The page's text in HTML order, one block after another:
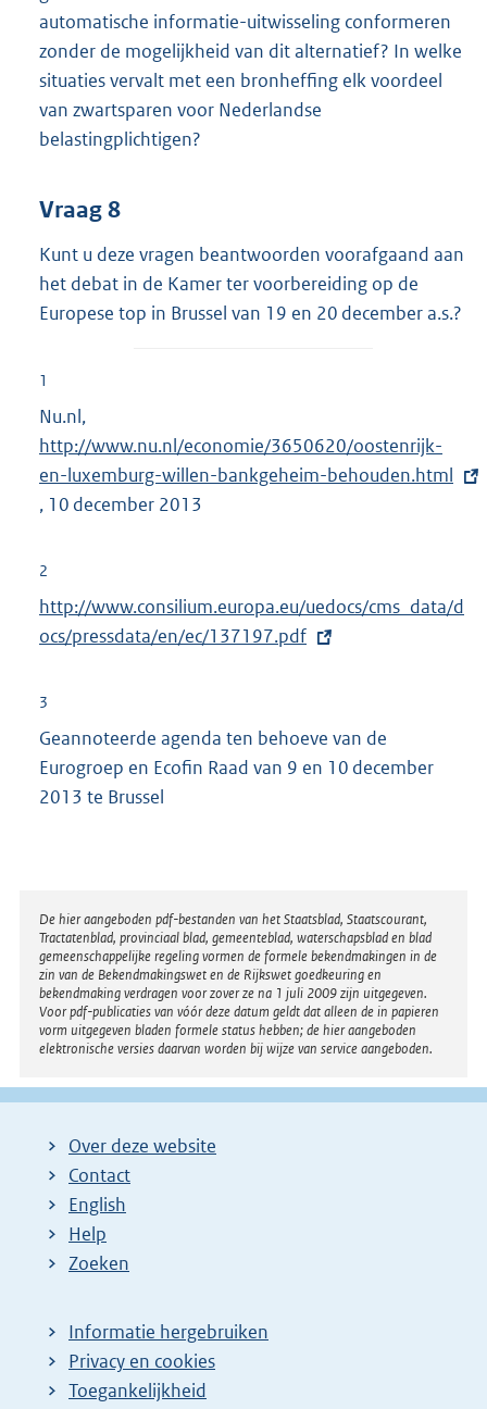
automatische informatie-uitwisseling conformeren
zonder de mogelijkheid van dit alternatief? In welke
situaties vervalt met een bronheffing elk voordeel
van zwartsparen voor Nederlandse
belastingplichtigen?
Vraag 8
Kunt u deze vragen beantwoorden voorafgaand aan
het debat in de Kamer ter voorbereiding op de
Europese top in Brussel van 19 en 20 december a.s.?
1
Nu.nl,
x
t
e
l
i
:
http://www.nu.nl/economie/3650620/oostenrijk-
en-luxemburg-willen-bankgeheim-behouden.html
, 10 december 2013
2
E
x
e
:
http://www.consilium.europa.eu/uedocs/cms_data/d
ocs/pressdata/en/ec/137197.pdf
3
Geannoteerde agenda ten behoeve van de
Eurogroep en Ecofin Raad van 9 en 10 december
2013 te Brussel
Disclaimer
De hier aangeboden pdf-bestanden van het Staatsblad, Staatscourant,
Tractatenblad, provinciaal blad, gemeenteblad, waterschapsblad en blad
gemeenschappelijke regeling vormen de formele bekendmakingen in de
zin van de Bekendmakingswet en de Rijkswet goedkeuring en
bekendmaking verdragen voor zover ze na 1 juli 2009 zijn uitgegeven.
Voor pdf-publicaties van vóór deze datum geldt dat alleen de in papieren
vorm uitgegeven bladen formele status hebben; de hier aangeboden
elektronische versies daarvan worden bij wijze van service aangeboden.
Over deze website
Contact
English
Help
Zoeken
Informatie hergebruiken
Privacy en cookies
Toegankelijkheid